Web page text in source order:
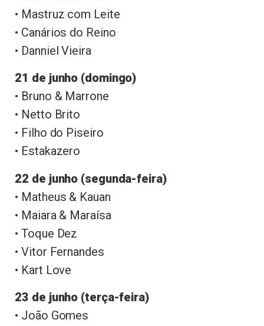
• Mastruz com Leite
• Canários do Reino
• Danniel Vieira
21 de junho (domingo)
• Bruno & Marrone
• Netto Brito
• Filho do Piseiro
• Estakazero
22 de junho (segunda-feira)
• Matheus & Kauan
• Maiara & Maraísa
• Toque Dez
• Vitor Fernandes
• Kart Love
23 de junho (terça-feira)
• João Gomes